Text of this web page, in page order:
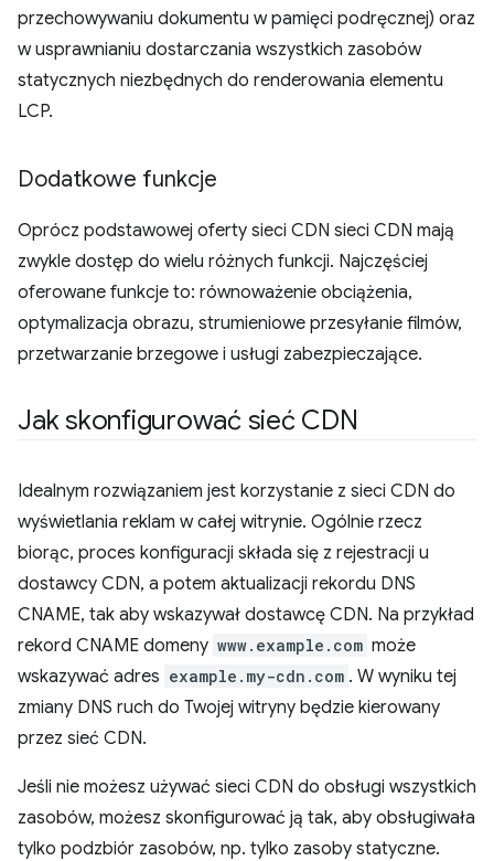
przechowywaniu dokumentu w pamięci podręcznej) oraz
w usprawnianiu dostarczania wszystkich zasobów
statycznych niezbędnych do renderowania elementu
LCP.
Dodatkowe funkcje
Oprócz podstawowej oferty sieci CDN sieci CDN mają
zwykle dostęp do wielu różnych funkcji. Najczęściej
oferowane funkcje to: równoważenie obciążenia,
optymalizacja obrazu, strumieniowe przesyłanie filmów,
przetwarzanie brzegowe i usługi zabezpieczające.
Jak skonfigurować sieć CDN
Idealnym rozwiązaniem jest korzystanie z sieci CDN do
wyświetlania reklam w całej witrynie. Ogólnie rzecz
biorąc, proces konfiguracji składa się z rejestracji u
dostawcy CDN, a potem aktualizacji rekordu DNS
CNAME, tak aby wskazywał dostawcę CDN. Na przykład
rekord CNAME domeny www.example.com może
wskazywać adres example.my-cdn.com . W wyniku tej
zmiany DNS ruch do Twojej witryny będzie kierowany
przez sieć CDN.
Jeśli nie możesz używać sieci CDN do obsługi wszystkich
zasobów, możesz skonfigurować ją tak, aby obsługiwała
tylko podzbiór zasobów, np. tylko zasoby statyczne.